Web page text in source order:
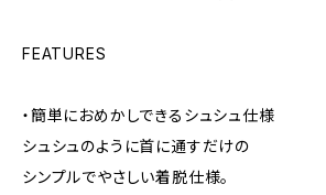
FEATURES
・簡単におめかしできるシュシュ仕様
シュシュのように首に通すだけの
シンプルでやさしい着脱仕様。